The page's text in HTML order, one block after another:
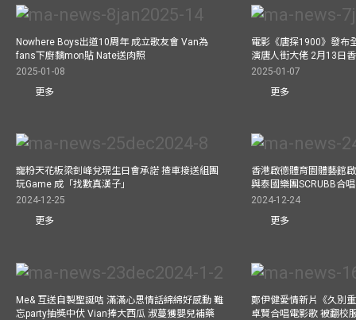
Nowhere Boys出道10周年 成立歌友會 Van為
fans下廚黐mon貼 Nate送肉照
2025-01-08
更多
電影《唐探1900》發布
演唐人街大佬 2月13日
2025-01-07
更多
寵粉天花板梁釗峰兌現生日會承諾 揸車接送組團
玩Game 成「找數真漢子」
2024-12-25
更多
香港啟德體育園體藝館
與泰國樂團SCRUBB合
2024-12-24
更多
Me& 互送自製聖誕咭 滿滿心思情話綿綿好感動 難
忘party抽獎中伏 Vian捧大西瓜 淑蔓獲嬰兒補藥
鄭伊健愛情新片《久別
卓賢合唱電影歌 被翻校